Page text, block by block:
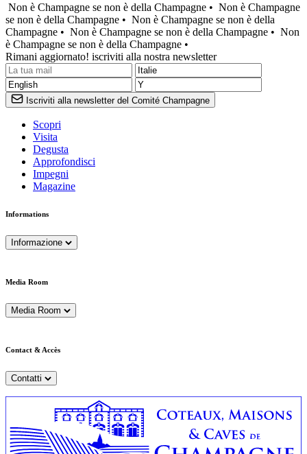
Non è Champagne se non è della Champagne • Non è Champagne
se non è della Champagne • Non è Champagne se non è della
Champagne • Non è Champagne se non è della Champagne • Non
è Champagne se non è della Champagne •
Rimani aggiornato! iscriviti alla nostra newsletter
Iscriviti alla newsletter del Comité Champagne
Scopri
Visita
Degusta
Approfondisci
Impegni
Magazine
Informations
Informazione
Media Room
Media Room
Contact & Accès
Contatti